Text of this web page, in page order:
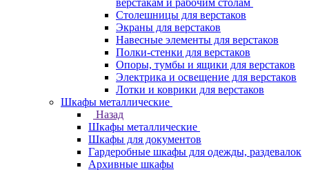
верстакам и рабочим столам
Столешницы для верстаков
Экраны для верстаков
Навесные элементы для верстаков
Полки-стенки для верстаков
Опоры, тумбы и ящики для верстаков
Электрика и освещение для верстаков
Лотки и коврики для верстаков
Шкафы металлические
Назад
Шкафы металлические
Шкафы для документов
Гардеробные шкафы для одежды, раздевалок
Архивные шкафы